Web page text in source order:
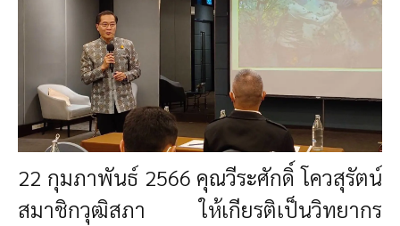
22 กุมภาพันธ์ 2566 คุณวีระศักดิ์ โควสุรัตน์
สมาชิกวุฒิสภา ให้เกียรติเป็นวิทยากร